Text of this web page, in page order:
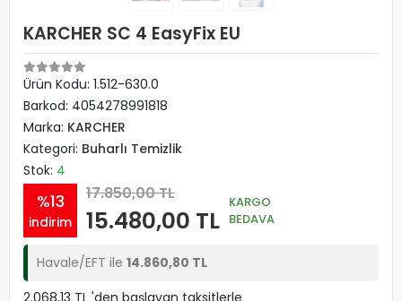
KARCHER SC 4 EasyFix EU
Ürün Kodu: 1.512-630.0
Barkod: 4054278991818
Marka: KARCHER
Kategori: Buharlı Temizlik
Stok: 4
%13
indirim
17.850,00 TL
15.480,00 TL
KARGO
BEDAVA
Havale/EFT ile 14.860,80 TL
2.068,13 TL 'den başlayan taksitlerle